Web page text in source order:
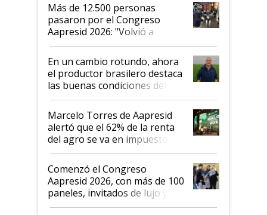
Más de 12.500 personas
pasaron por el Congreso
Aapresid 2026: "Volvió a
demostrar que hablar del
suelo es hablar de todo el
sistema productivo"
En un cambio rotundo, ahora
el productor brasilero destaca
las buenas condiciones del
agro argentino para invertir:
"Los veo más motivados"
Marcelo Torres de Aapresid
alertó que el 62% de la renta
del agro se va en impuestos:
"No es bueno que en
Argentina se sigan discutiendo
las mismas cosas de hace 50
años"
Comenzó el Congreso
Aapresid 2026, con más de 100
paneles, invitados de lujo y
todas las tendencias